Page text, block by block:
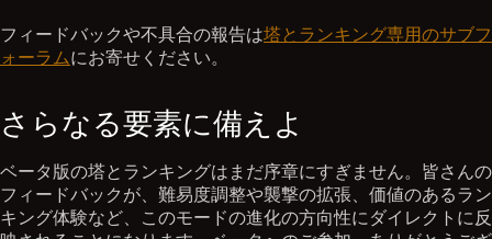
フィードバックや不具合の報告は塔とランキング専用のサブフ
ォーラムにお寄せください。
さらなる要素に備えよ
ベータ版の塔とランキングはまだ序章にすぎません。皆さんの
フィードバックが、難易度調整や襲撃の拡張、価値のあるラン
キング体験など、このモードの進化の方向性にダイレクトに反